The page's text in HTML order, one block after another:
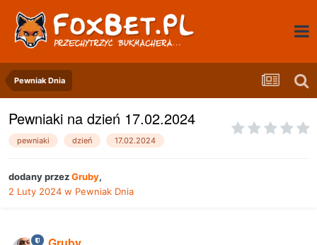
Pewniak Dnia
Pewniaki na dzień 17.02.2024
pewniaki dzień 17.02.2024
dodany przezGruby,
2 Luty 2024 w Pewniak Dnia